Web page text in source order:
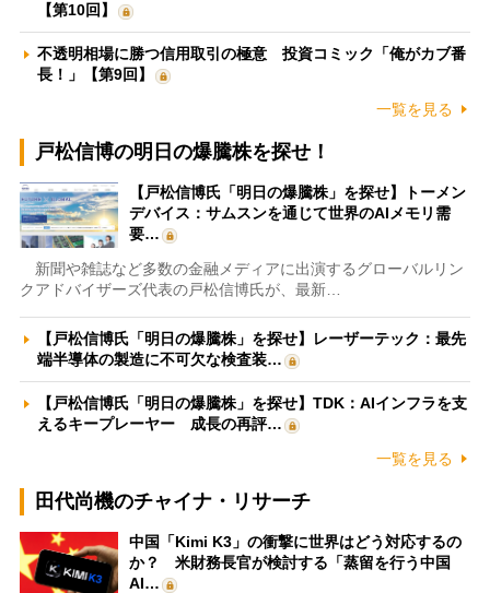
【第10回】
不透明相場に勝つ信用取引の極意 投資コミック「俺がカブ番
長！」【第9回】
一覧を見る
戸松信博の明日の爆騰株を探せ！
【戸松信博氏「明日の爆騰株」を探せ】トーメン
デバイス：サムスンを通じて世界のAIメモリ需
要…
新聞や雑誌など多数の金融メディアに出演するグローバルリン
クアドバイザーズ代表の戸松信博氏が、最新…
【戸松信博氏「明日の爆騰株」を探せ】レーザーテック：最先
端半導体の製造に不可欠な検査装…
【戸松信博氏「明日の爆騰株」を探せ】TDK：AIインフラを支
えるキープレーヤー 成長の再評…
一覧を見る
田代尚機のチャイナ・リサーチ
中国「Kimi K3」の衝撃に世界はどう対応するの
か？ 米財務長官が検討する「蒸留を行う中国
AI…